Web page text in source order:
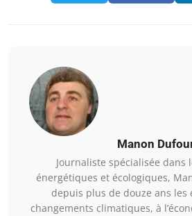
Manon
Journaliste spécialisée dans
énergétiques et écologiques,
depuis plus de douze ans les
changements climatiques, à